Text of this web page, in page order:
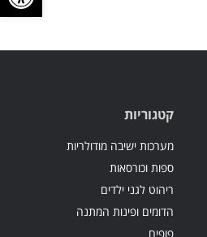
קטגוריות
מערכות ישיבה מודולריות
ספות וכורסאות
ריהוט לגני ילדים
הדומים ופינות המתנה
פופים